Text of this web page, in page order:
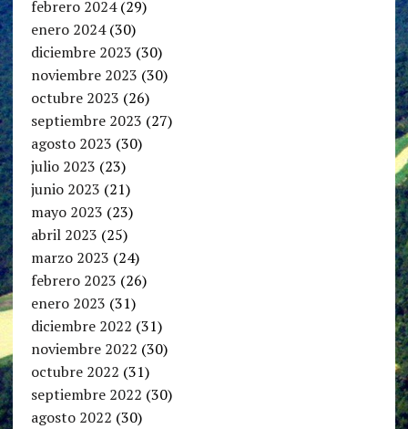
febrero 2024(29)
enero 2024(30)
diciembre 2023 (30)
noviembre 2023 (30)
octubre 2023 (26)
septiembre 2023 (27)
agosto 2023 (30)
julio 2023 (23)
junio 2023 (21)
mayo 2023 (23)
abril 2023 (25)
marzo 2023 (24)
febrero 2023 (26)
enero 2023 (31)
diciembre 2022 (31)
noviembre 2022 (30)
octubre 2022 (31)
septiembre 2022 (30)
agosto 2022 (30)